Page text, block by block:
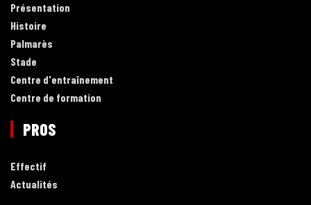
Présentation
Histoire
Palmarès
Stade
Centre d'entraînement
Centre de formation
PROS
Effectif
Actualités